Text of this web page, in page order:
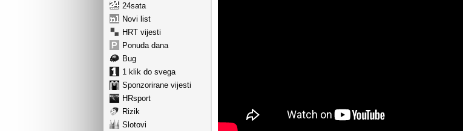
24sata
Novi list
HRT vijesti
Ponuda dana
Bug
1 klik do svega
Sponzorirane vijesti
HRsport
Rizik
Slotovi